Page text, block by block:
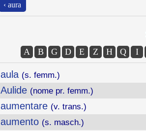
‹ aura
A B G D E Z H Q I
aula (s. femm.)
Aulide (nome pr. femm.)
aumentare (v. trans.)
aumento (s. masch.)